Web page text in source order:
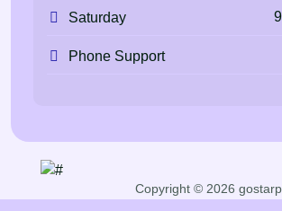
Saturday
Phone Support
Copyright © 2026